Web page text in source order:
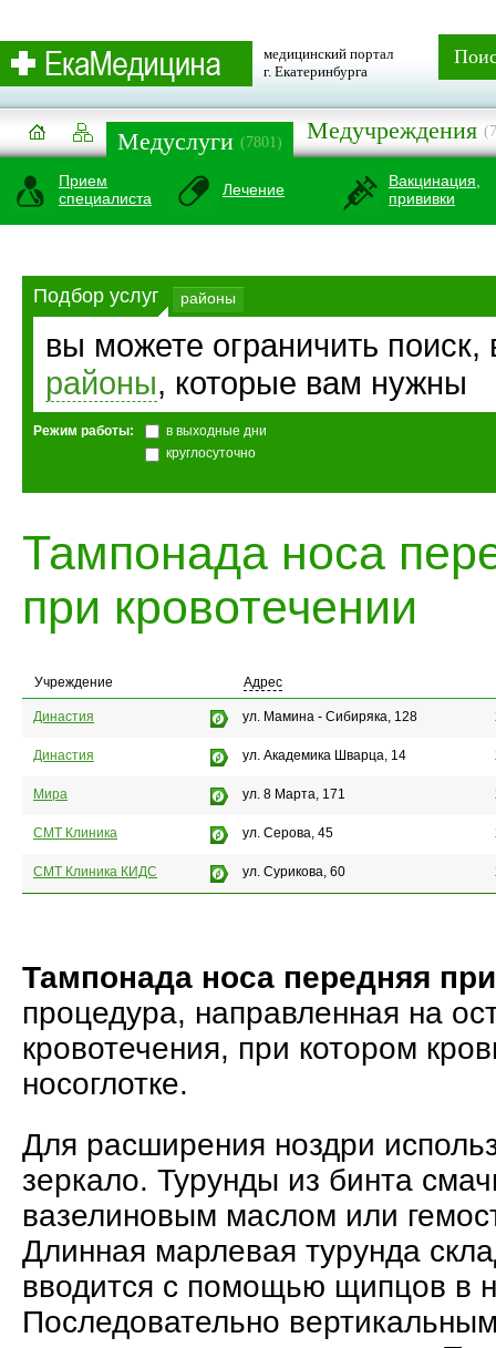
медицинский портал
г. Екатеринбурга
Медуслуги (7801) Медучреждения
Прием
специалиста
Лечение
Вакцинация,
прививки
Подбор услуг районы
вы можете ограничить
районы, которые вам нужны
Режим работы:
в выходные дни
круглосуточно
Тампонада носа
при кровотечении
Учреждение Адрес
Династия ул. Мамина - Сибиряка, 128
Династия ул. Академика Шварца, 14
Мира ул. 8 Марта, 171
СМТ Клиника ул. Серова, 45
СМТ Клиника КИДС ул. Сурикова, 60
Тампонада носа передняя
процедура, направленная на
кровотечения, при котором
носоглотке.
Для расширения ноздри
зеркало. Турунды из бинта
вазелиновым маслом или
Длинная марлевая турунда
вводится с помощью щипцов в
Последовательно